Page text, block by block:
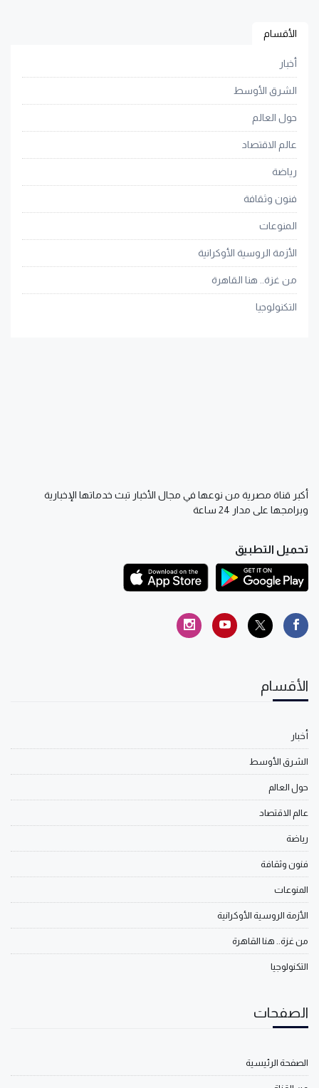
الأقسام
أخبار
الشرق الأوسط
حول العالم
عالم الاقتصاد
رياضة
فنون وثقافة
المنوعات
الأزمة الروسية الأوكرانية
من غزة.. هنا القاهرة
التكنولوجيا
أكبر قناة مصرية من نوعها في مجال الأخبار تبث خدماتها الإخبارية
وبرامجها على مدار 24 ساعة
تحميل التطبيق
الأقسام
أخبار
الشرق الأوسط
حول العالم
عالم الاقتصاد
رياضة
فنون وثقافة
المنوعات
الأزمة الروسية الأوكرانية
من غزة.. هنا القاهرة
التكنولوجيا
الصفحات
الصفحة الرئيسية